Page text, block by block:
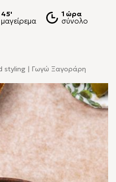
45'
μαγείρεμα
1 ώρα
σύνολο
styling | Γωγώ Ξαγοράρη